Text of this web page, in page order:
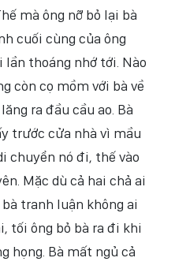
mà ông nỡ bỏ lại bà
cuối cùng của ông
thoáng nhớ tới. Nào
còn cọ mồm với bà về
ra đầu cầu ao. Bà
trước cửa nhà vì mầu
chuyển nó đi, thế vào
Mặc dù cả hai chả ai
tranh luận không ai
tối ông bỏ bà ra đi khi
họng. Bà mất ngủ cả